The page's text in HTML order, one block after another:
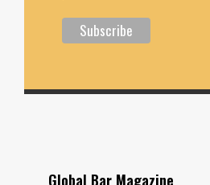
Global Bar Magazine